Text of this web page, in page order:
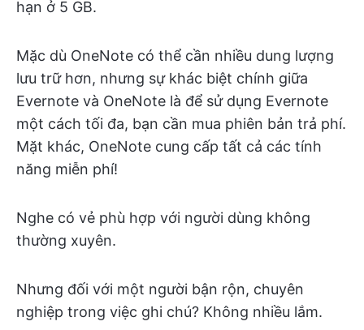
hạn ở 5 GB.
Mặc dù OneNote có thể cần nhiều dung lượng
lưu trữ hơn, nhưng sự khác biệt chính giữa
Evernote và OneNote là để sử dụng Evernote
một cách tối đa, bạn cần mua phiên bản trả phí.
Mặt khác, OneNote cung cấp tất cả các tính
năng miễn phí!
Nghe có vẻ phù hợp với người dùng không
thường xuyên.
Nhưng đối với một người bận rộn, chuyên
nghiệp trong việc ghi chú? Không nhiều lắm.